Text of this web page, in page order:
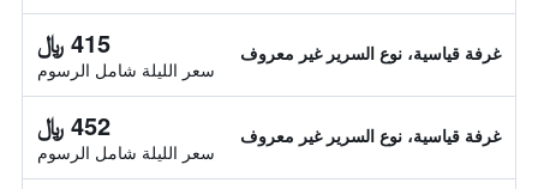
غرفة قياسية، نوع السرير غير معروف 415 ﷼
سعر الليلة شامل الرسوم
غرفة قياسية، نوع السرير غير معروف 452 ﷼
سعر الليلة شامل الرسوم